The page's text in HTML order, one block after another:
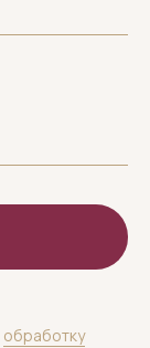
обработку